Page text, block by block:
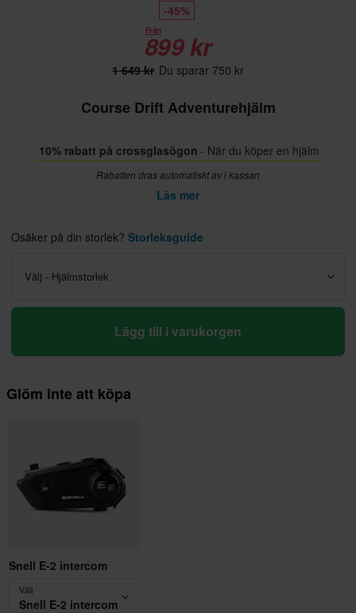
-45%
Från
899 kr
1 649 kr Du sparar 750 kr
Course Drift Adventurehjälm
10% rabatt på crossglasögon - När du köper en hjälm
Rabatten dras automatiskt av i kassan
Läs mer
Osäker på din storlek? Storleksguide
Välj - Hjälmstorlek
Lägg till i varukorgen
Glöm inte att köpa
Snell E-2 intercom
Välj
Snell E-2 intercom